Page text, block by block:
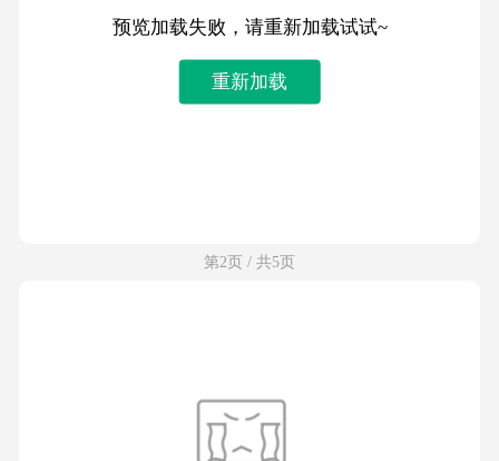
预览加载失败，请重新加载试试~
重新加载
第2页 / 共5页